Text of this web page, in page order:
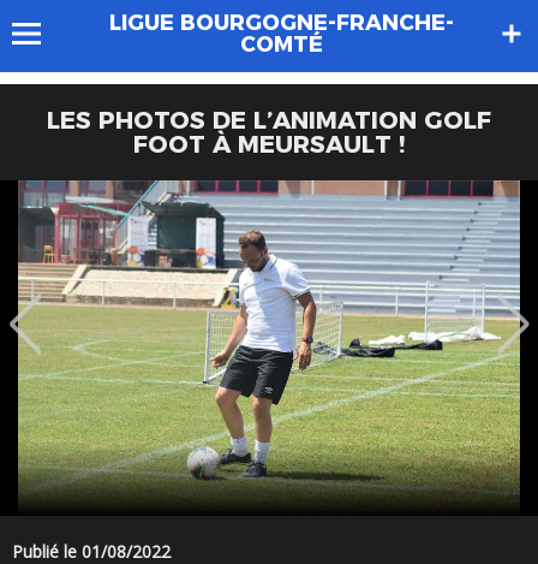
LIGUE BOURGOGNE-FRANCHE-
COMTÉ
LES PHOTOS DE L’ANIMATION GOLF
FOOT À MEURSAULT !
Publié le 01/08/2022